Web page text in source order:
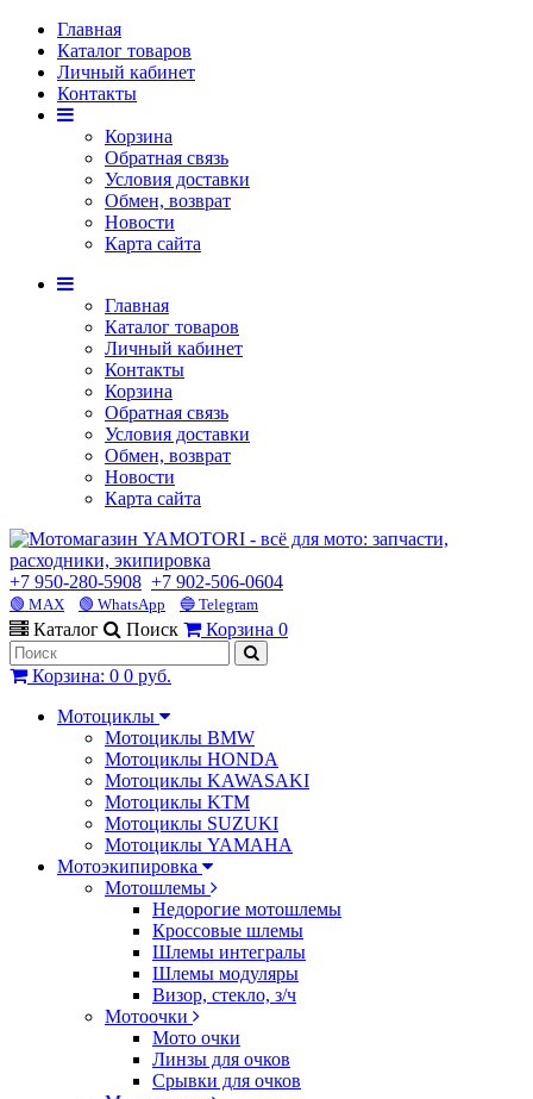
Главная
Каталог товаров
Личный кабинет
Контакты
Корзина
Обратная связь
Условия доставки
Обмен, возврат
Новости
Карта сайта
Главная
Каталог товаров
Личный кабинет
Контакты
Корзина
Обратная связь
Условия доставки
Обмен, возврат
Новости
Карта сайта
+7 950-280-5908 +7 902-506-0604
🟢 MAX 🟢 WhatsApp 🔵 Telegram
Каталог Поиск Корзина 0
Корзина: 0 0 руб.
Мотоциклы
Мотоциклы BMW
Мотоциклы HONDA
Мотоциклы KAWASAKI
Мотоциклы KTM
Мотоциклы SUZUKI
Мотоциклы YAMAHA
Мотоэкипировка
Мотошлемы
Недорогие мотошлемы
Кроссовые шлемы
Шлемы интегралы
Шлемы модуляры
Визор, стекло, з/ч
Мотоочки
Мото очки
Линзы для очков
Срывки для очков